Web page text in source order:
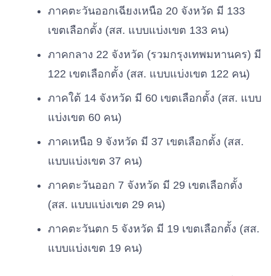
ภาคตะวันออกเฉียงเหนือ 20 จังหวัด มี 133
เขตเลือกตั้ง (สส. แบบแบ่งเขต 133 คน)
ภาคกลาง 22 จังหวัด (รวมกรุงเทพมหานคร) มี
122 เขตเลือกตั้ง (สส. แบบแบ่งเขต 122 คน)
ภาคใต้ 14 จังหวัด มี 60 เขตเลือกตั้ง (สส. แบบ
แบ่งเขต 60 คน)
ภาคเหนือ 9 จังหวัด มี 37 เขตเลือกตั้ง (สส.
แบบแบ่งเขต 37 คน)
ภาคตะวันออก 7 จังหวัด มี 29 เขตเลือกตั้ง
(สส. แบบแบ่งเขต 29 คน)
ภาคตะวันตก 5 จังหวัด มี 19 เขตเลือกตั้ง (สส.
แบบแบ่งเขต 19 คน)